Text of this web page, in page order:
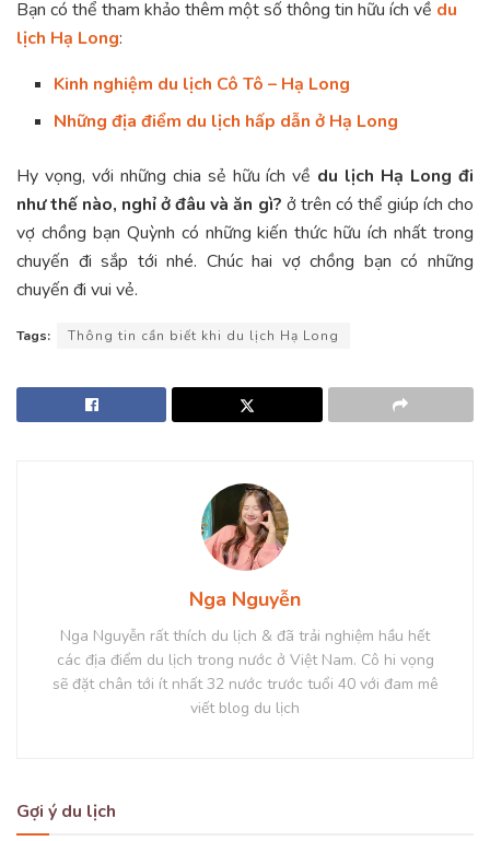
Bạn có thể tham khảo thêm một số thông tin hữu ích về du
lịch Hạ Long:
Kinh nghiệm du lịch Cô Tô – Hạ Long
Những địa điểm du lịch hấp dẫn ở Hạ Long
Hy vọng, với những chia sẻ hữu ích về du lịch Hạ Long đi
như thế nào, nghỉ ở đâu và ăn gì? ở trên có thể giúp ích cho
vợ chồng bạn Quỳnh có những kiến thức hữu ích nhất trong
chuyến đi sắp tới nhé. Chúc hai vợ chồng bạn có những
chuyến đi vui vẻ.
Tags: Thông tin cần biết khi du lịch Hạ Long
Nga Nguyễn
Nga Nguyễn rất thích du lịch & đã trải nghiệm hầu hết
các địa điểm du lịch trong nước ở Việt Nam. Cô hi vọng
sẽ đặt chân tới ít nhất 32 nước trước tuổi 40 với đam mê
viết blog du lịch
Gợi ý du lịch